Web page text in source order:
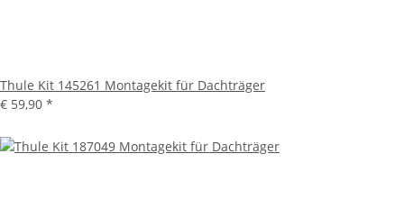
Thule Kit 145261 Montagekit für Dachträger
€ 59,90 *